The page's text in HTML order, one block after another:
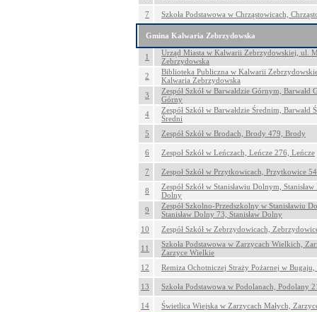
7 Szkoła Podstawowa w Chrząstowicach,
Gmina Kalwaria Zebrzydowska
1
Urząd Miasta w Kalwarii Zebrzydowskiej, ul.
Zebrzydowska
2
Biblioteka Publiczna w Kalwarii
Kalwaria Zebrzydowska
3
Zespół Szkół w Barwałdzie Górnym, Barwałd
Górny
4
Zespół Szkół w Barwałdzie Średnim, Barwałd
Średni
5
Zespół Szkół w Brodach, Brody 479, Brody
6 Zespoł Szkół w Leńczach, Leńcze 276, Leńcze
7 Zespoł Szkół w Przytkowicach, Przytkowice
8
Zespół Szkół w Stanisławiu Dolnym,
Dolny
9
Zespół Szkolno-Przedszkolny w Stanisławiu
Stanisław Dolny 73, Stanisław Dolny
10
Zespół Szkół w Zebrzydowicach,
11
Szkoła Podstawowa w Zarzycach Wielkich,
Zarzyce Wielkie
12
Remiza Ochotniczej Straży Pożarnej w Bugaju,
13 Szkoła Podstawowa w Podolanach, Podolany
14 Świetlica Wiejska w Zarzycach Małych,